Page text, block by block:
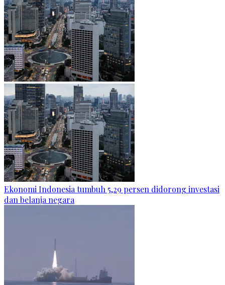
Ekonomi Indonesia tumbuh 5,29 persen didorong investasi
dan belanja negara